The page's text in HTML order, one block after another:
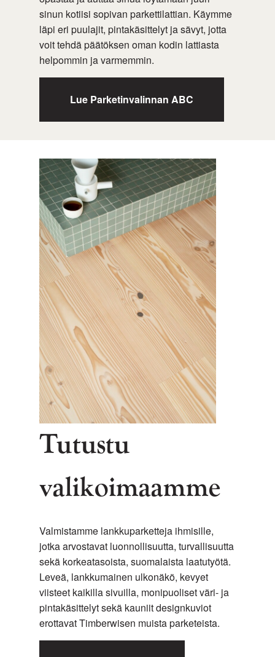
sinun kotiisi sopivan parkettilattian. Käymme
läpi eri puulajit, pintakäsittelyt ja sävyt, jotta
voit tehdä päätöksen oman kodin lattiasta
helpommin ja varmemmin.
Lue Parketinvalinnan ABC
Tutustu
valikoimaamme
Valmistamme lankkuparketteja ihmisille,
jotka arvostavat luonnollisuutta, turvallisuutta
sekä korkeatasoista, suomalaista laatutyötä.
Leveä, lankkumainen ulkonäkö, kevyet
viisteet kaikilla sivuilla, monipuoliset väri- ja
pintakäsittelyt sekä kauniit designkuviot
erottavat Timberwisen muista parketeista.